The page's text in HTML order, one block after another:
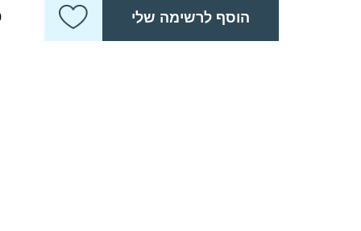
הוסף לרשימה שלי